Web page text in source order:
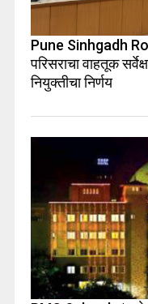
Pune Sinhgadh
परिसराचा वाहतूक
नियुक्तीचा निर्णय